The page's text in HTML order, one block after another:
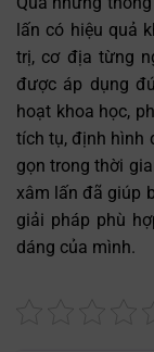
lấn có hiệu quả
trị, cơ địa từng
được áp dụng
hoạt khoa học,
tích tụ, định hình
gọn trong thời
xâm lấn đã giúp
giải pháp phù
dáng của mình.